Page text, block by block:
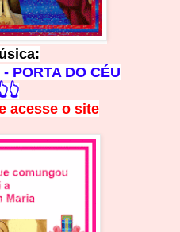
PORTA DO CÉU
acesse o site